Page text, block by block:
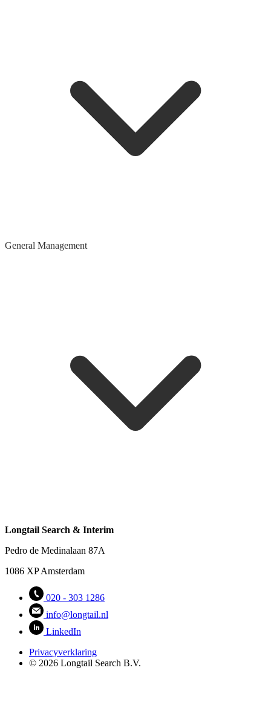
General Management
Longtail Search & Interim
Pedro de Medinalaan 87A
1086 XP Amsterdam
020 - 303 1286
info@longtail.nl
LinkedIn
Privacyverklaring
© 2026 Longtail Search B.V.